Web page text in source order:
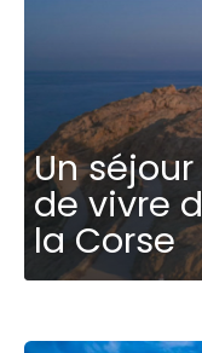
Un
de vivre
la Corse